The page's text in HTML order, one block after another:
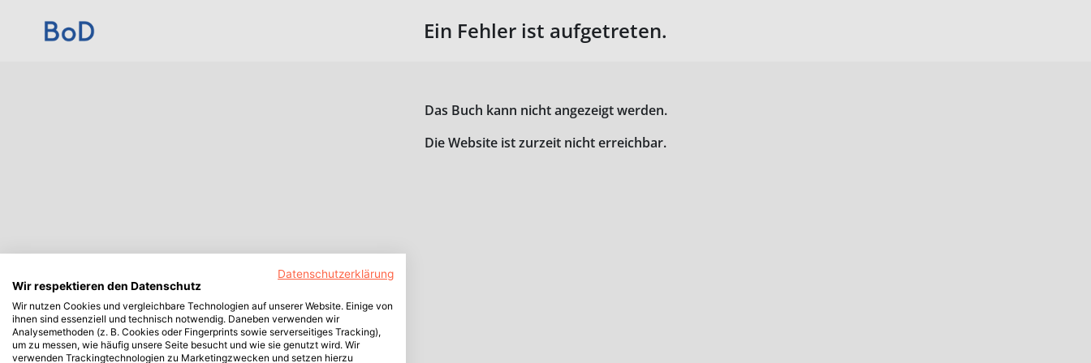
Ein Fehler ist aufgetreten.
Das Buch kann nicht angezeigt werden.
Die Website ist zurzeit nicht erreichbar.
Datenschutzerklärung
Wir respektieren den Datenschutz
Wir nutzen Cookies und vergleichbare Technologien auf unserer Website. Einige von
ihnen sind essenziell und technisch notwendig. Daneben verwenden wir
Analysemethoden (z. B. Cookies oder Fingerprints sowie serverseitiges Tracking),
um zu messen, wie häufig unsere Seite besucht und wie sie genutzt wird. Wir
verwenden Trackingtechnologien zu Marketingzwecken und setzen hierzu